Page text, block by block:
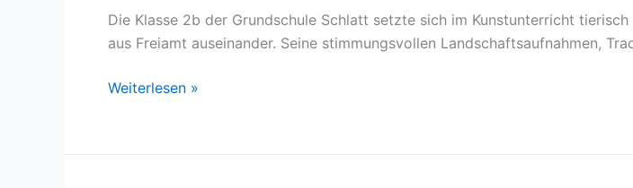
Die Klasse 2b der Grundschule Schlatt setzte sich im Kunstunterricht
aus Freiamt auseinander. Seine stimmungsvollen Landschaftsaufnahmen,
Weiterlesen »